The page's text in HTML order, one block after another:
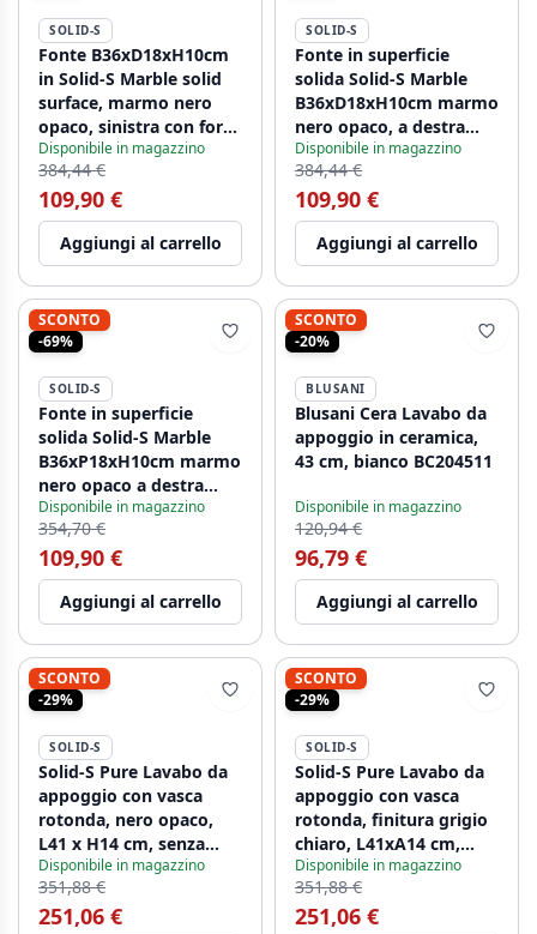
SOLID-S
Fonte B36xD18xH10cm
in Solid-S Marble solid
surface, marmo nero
opaco, sinistra con foro
per rubinetto
1208954637.
Disponibile in magazzino
384,44 €
109,90 €
Aggiungi al carrello
SOLID-S
Fonte in superficie
solida Solid-S Marble
B36xD18xH10cm marmo
nero opaco, a destra
con foro per rubinetto
1208954638.
Disponibile in magazzino
384,44 €
109,90 €
Aggiungi al carrello
SCONTO
-69%
SOLID-S
Fonte in superficie
solida Solid-S Marble
B36xP18xH10cm marmo
nero opaco a destra
senza foro per rubinetto
1208954639
Disponibile in magazzino
354,70 €
109,90 €
Aggiungi al carrello
SCONTO
-20%
BLUSANI
Blusani Cera Lavabo da
appoggio in ceramica,
43 cm, bianco BC204511
Disponibile in magazzino
120,94 €
96,79 €
Aggiungi al carrello
SCONTO
-29%
SOLID-S
Solid-S Pure Lavabo da
appoggio con vasca
rotonda, nero opaco,
L41 x H14 cm, senza
troppopieno, con tappo
in solid surface
1208775662
Disponibile in magazzino
351,88 €
251,06 €
SCONTO
-29%
SOLID-S
Solid-S Pure Lavabo da
appoggio con vasca
rotonda, finitura grigio
chiaro, L41xA14 cm,
senza troppopieno
1208919566
Disponibile in magazzino
351,88 €
251,06 €